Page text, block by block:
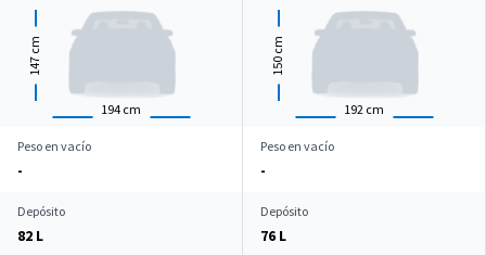
194 cm
147
cm
192 cm
150
cm
Peso en vacío
-
Peso en vacío
-
Depósito
82 L
Depósito
76 L